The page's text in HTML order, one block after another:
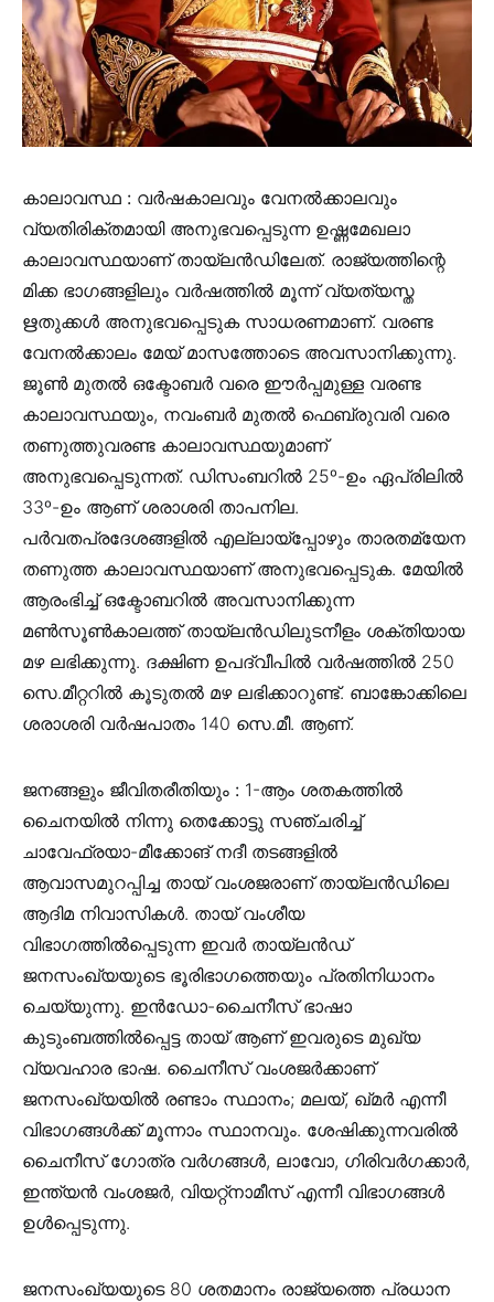
കാലാവസ്ഥ : വർഷകാലവും വേനൽക്കാലവും
വ്യതിരിക്തമായി അനുഭവപ്പെടുന്ന ഉഷ്ണമേഖലാ
കാലാവസ്ഥയാണ് തായ്ലൻഡിലേത്. രാജ്യത്തിന്റെ
മിക്ക ഭാഗങ്ങളിലും വർഷത്തിൽ മൂന്ന് വ്യത്യസ്ത
ഋതുക്കൾ അനുഭവപ്പെടുക സാധരണമാണ്. വരണ്ട
വേനൽക്കാലം മേയ് മാസത്തോടെ അവസാനിക്കുന്നു.
ജൂൺ മുതൽ ഒക്ടോബർ വരെ ഈർപ്പമുള്ള വരണ്ട
കാലാവസ്ഥയും, നവംബർ മുതൽ ഫെബ്രുവരി വരെ
തണുത്തുവരണ്ട കാലാവസ്ഥയുമാണ്
അനുഭവപ്പെടുന്നത്. ഡിസംബറിൽ 25º-ഉം ഏപ്രിലിൽ
33º-ഉം ആണ് ശരാശരി താപനില.
പർവതപ്രദേശങ്ങളിൽ എല്ലായ്പ്പോഴും താരതമ്യേന
തണുത്ത കാലാവസ്ഥയാണ് അനുഭവപ്പെടുക. മേയിൽ
ആരംഭിച്ച് ഒക്ടോബറിൽ അവസാനിക്കുന്ന
മൺസൂൺകാലത്ത് തായ്ലൻഡിലുടനീളം ശക്തിയായ
മഴ ലഭിക്കുന്നു. ദക്ഷിണ ഉപദ്വീപിൽ വർഷത്തിൽ 250
സെ.മീറ്ററിൽ കൂടുതൽ മഴ ലഭിക്കാറുണ്ട്. ബാങ്കോക്കിലെ
ശരാശരി വർഷപാതം 140 സെ.മീ. ആണ്.
ജനങ്ങളും ജീവിതരീതിയും : 1-ആം ശതകത്തിൽ
ചൈനയിൽ നിന്നു തെക്കോട്ടു സഞ്ചരിച്ച്
ചാവേഫ്രയാ-മീക്കോങ് നദീ തടങ്ങളിൽ
ആവാസമുറപ്പിച്ച തായ് വംശജരാണ് തായ്ലൻഡിലെ
ആദിമ നിവാസികൾ. തായ് വംശീയ
വിഭാഗത്തിൽപ്പെടുന്ന ഇവർ തായ്ലൻഡ്
ജനസംഖ്യയുടെ ഭൂരിഭാഗത്തെയും പ്രതിനിധാനം
ചെയ്യുന്നു. ഇൻഡോ-ചൈനീസ് ഭാഷാ
കുടുംബത്തിൽപ്പെട്ട തായ് ആണ് ഇവരുടെ മുഖ്യ
വ്യവഹാര ഭാഷ. ചൈനീസ് വംശജർക്കാണ്
ജനസംഖ്യയിൽ രണ്ടാം സ്ഥാനം; മലയ്, ഖ്മർ എന്നീ
വിഭാഗങ്ങൾക്ക് മൂന്നാം സ്ഥാനവും. ശേഷിക്കുന്നവരിൽ
ചൈനീസ് ഗോത്ര വർഗങ്ങൾ, ലാവോ, ഗിരിവർഗക്കാർ,
ഇന്ത്യൻ വംശജർ, വിയറ്റ്നാമീസ് എന്നീ വിഭാഗങ്ങൾ
ഉൾപ്പെടുന്നു.
ജനസംഖ്യയുടെ 80 ശതമാനം രാജ്യത്തെ പ്രധാന